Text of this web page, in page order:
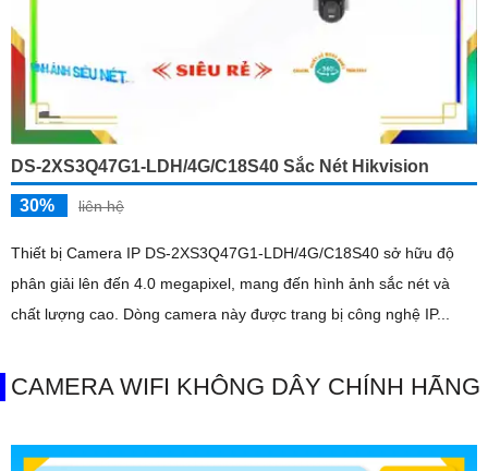
DS-2XS3Q47G1-LDH/4G/C18S40 Sắc Nét Hikvision
30% liên hệ
Thiết bị Camera IP DS-2XS3Q47G1-LDH/4G/C18S40 sở hữu độ
phân giải lên đến 4.0 megapixel, mang đến hình ảnh sắc nét và
chất lượng cao. Dòng camera này được trang bị công nghệ IP...
CAMERA WIFI KHÔNG DÂY CHÍNH HÃNG